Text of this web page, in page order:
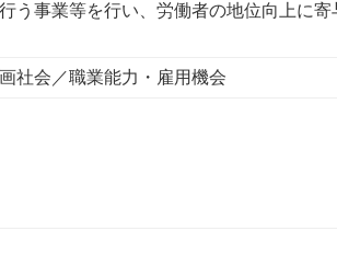
う事業等を行い、労働者の地位向上に寄
社会／職業能力・雇用機会